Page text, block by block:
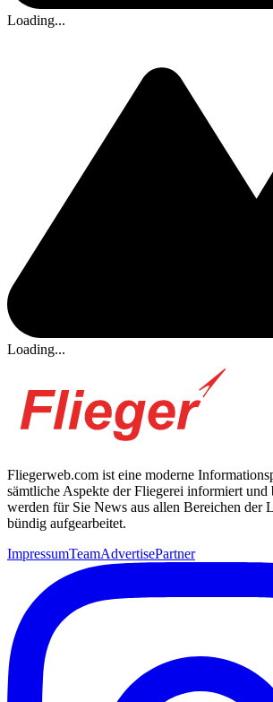
Loading...
Loading...
Fliegerweb.com ist eine moderne
sämtliche Aspekte der Fliegerei informiert und
werden für Sie News aus allen Bereichen der
bündig aufgearbeitet.
ImpressumTeamAdvertisePartner